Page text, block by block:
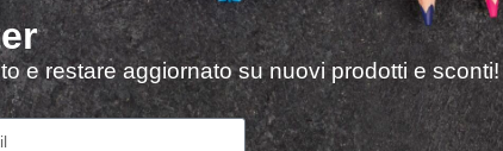
e restare aggiornato su nuovi prodotti e sconti!